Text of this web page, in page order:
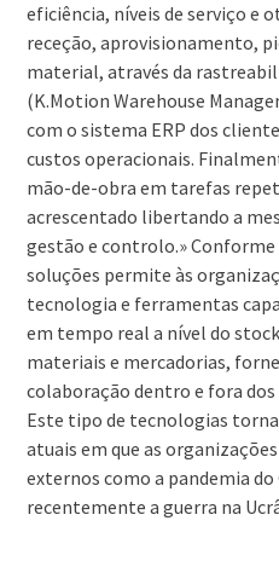
eficiência, níveis de serviço e
receção, aprovisionamento,
material, através da
(K.Motion Warehouse
com o sistema ERP dos
custos operacionais.
mão-de-obra em tarefas
acrescentado libertando a
gestão e controlo.» Conforme
soluções permite às
tecnologia e ferramentas
em tempo real a nível do
materiais e mercadorias,
colaboração dentro e fora
Este tipo de tecnologias
atuais em que as
externos como a pandemia do
recentemente a guerra na